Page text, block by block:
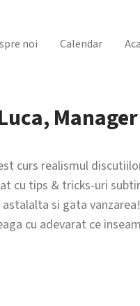
noi Calendar
curs realismul
cu tips & tricks-uri
si gata
cu adevarat ce